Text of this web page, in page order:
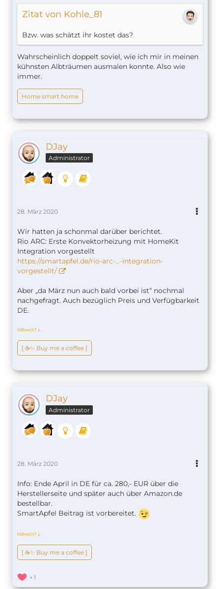
Zitat von Kohle_81
Bzw. was schätzt ihr kostet das?
Wahrscheinlich doppelt soviel, wie ich mir in meinen
kühnsten Albträumen ausmalen konnte. Also wie
immer.
Home smart home
DJay
Administrator
28. März 2020
Wir hatten ja schonmal darüber berichtet.
Rio ARC: Erste Konvektorheizung mit HomeKit
Integration vorgestellt
https://smartapfel.de/rio-arc-…-integration-
vorgestellt/
Aber „da März nun auch bald vorbei ist“ nochmal
nachgefragt. Auch bezüglich Preis und Verfügbarkeit
DE.
Hilfreich? ↆ
[ ☕️✨ Buy me a coffee ]
DJay
Administrator
28. März 2020
Info: Ende April in DE für ca. 280,- EUR über die
Herstellerseite und später auch über Amazon.de
bestellbar.
SmartApfel Beitrag ist vorbereitet.
Hilfreich? ↆ
[ ☕️✨ Buy me a coffee ]
1